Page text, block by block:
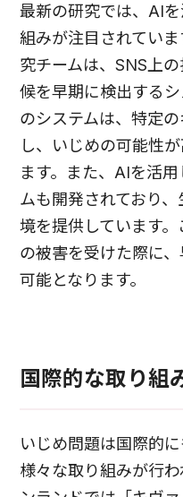
最新の研究では、AI
組みが注目されてい
究チームは、SNS上
候を早期に検出する
のシステムは、特定
し、いじめの可能性
ます。また、AIを活
ムも開発されており
境を提供しています
の被害を受けた際に
可能となります。
国際的な取り組
いじめ問題は国際的
様々な取り組みが行